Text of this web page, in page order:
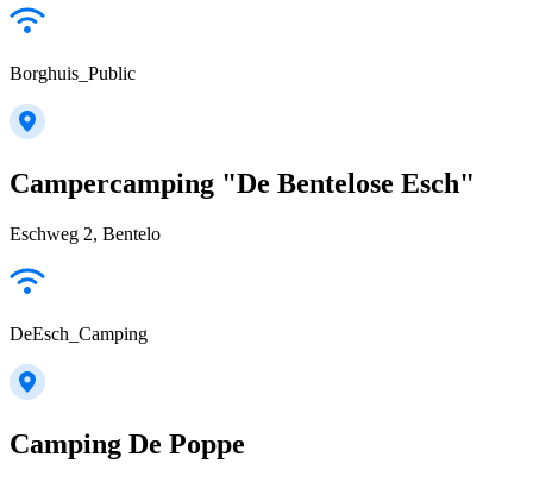
Borghuis_Public
Campercamping "De Bentelose Esch"
Eschweg 2, Bentelo
DeEsch_Camping
Camping De Poppe